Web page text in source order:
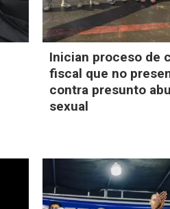
Inician proceso de
fiscal que no
contra presunto
sexual